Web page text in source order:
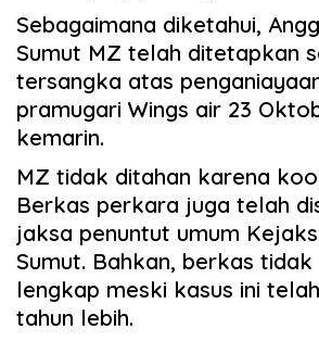
Sebagaimana diketahui,
Sumut MZ telah ditetapkan
tersangka atas
pramugari Wings air 23
kemarin.
MZ tidak ditahan karena
Berkas perkara juga telah
jaksa penuntut umum
Sumut. Bahkan, berkas tidak
lengkap meski kasus ini
tahun lebih.